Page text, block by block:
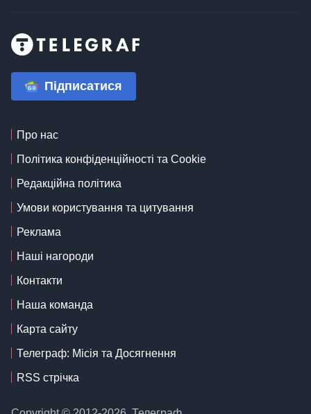
Підписатися
Про нас
Політика конфіденційності та Cookie
Редакційна політика
Умови користування та цитування
Реклама
Наші нагороди
Контакти
Наша команда
Карта сайту
Телеграф: Місія та Досягнення
RSS стрічка